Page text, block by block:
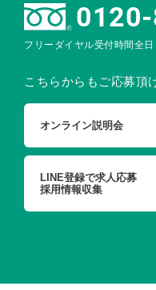
フリーダイヤル受付時間全
こちらからもご応募頂
オンライン説明会
LINE登録で求人応募
採用情報収集